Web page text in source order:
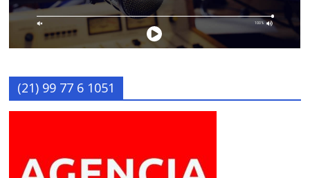
(21) 99 77 6 1051